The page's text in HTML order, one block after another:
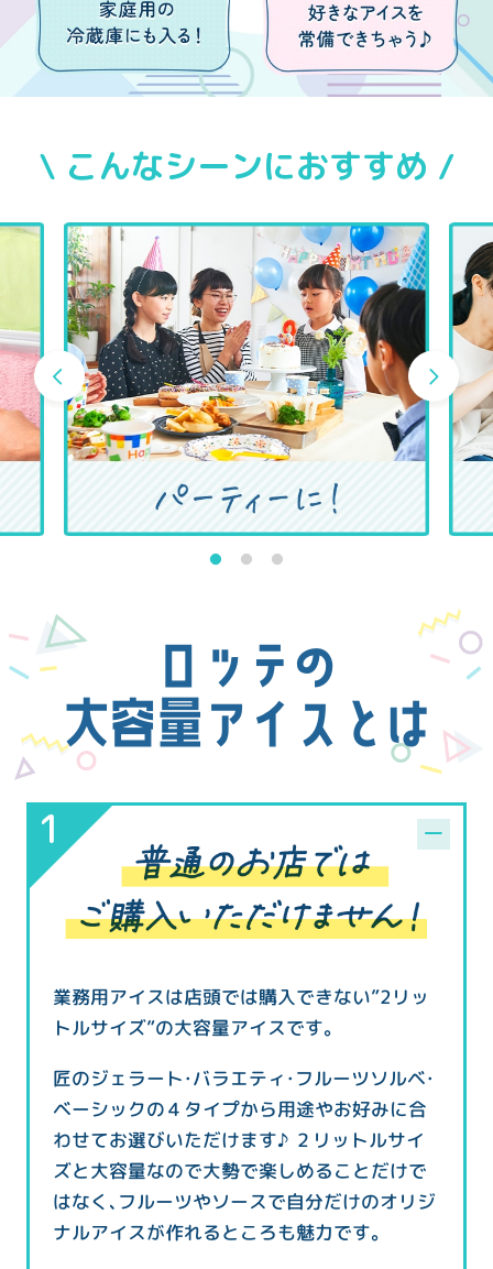
\ こんなシーンにおすすめ /
1 2 3
ロッテの
大容量アイスとは
業務用アイスは店頭では購入できない”2リッ
トルサイズ”の大容量アイスです。
匠のジェラート・バラエティ・フルーツソルベ・
ベーシックの４タイプから用途やお好みに合
わせてお選びいただけます♪ ２リットルサイ
ズと大容量なので大勢で楽しめることだけで
はなく、フルーツやソースで自分だけのオリジ
ナルアイスが作れるところも魅力です。